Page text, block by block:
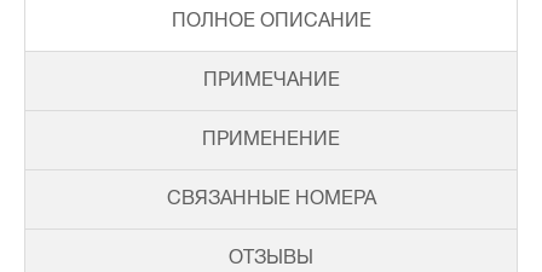
ПОЛНОЕ ОПИСАНИЕ
ПРИМЕЧАНИЕ
ПРИМЕНЕНИЕ
СВЯЗАННЫЕ НОМЕРА
ОТЗЫВЫ